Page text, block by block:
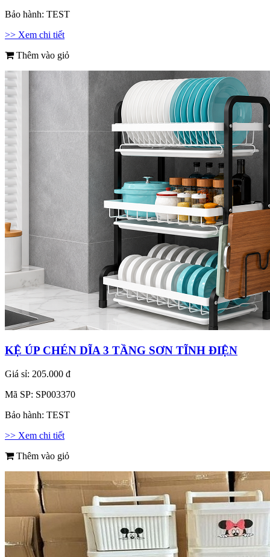
Bảo hành: TEST
>> Xem chi tiết
Thêm vào giỏ
KỆ ÚP CHÉN DĨA 3 TẦNG SƠN TĨNH ĐIỆN
Giá sỉ: 205.000 đ
Mã SP: SP003370
Bảo hành: TEST
>> Xem chi tiết
Thêm vào giỏ